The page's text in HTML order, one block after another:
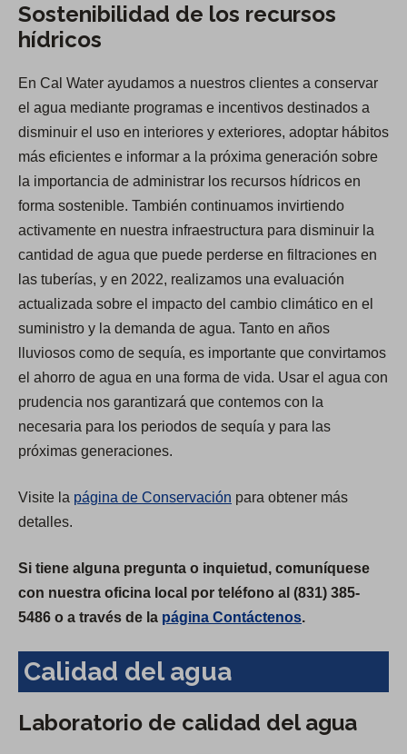
Sostenibilidad de los recursos
hídricos
En Cal Water ayudamos a nuestros clientes a conservar
el agua mediante programas e incentivos destinados a
disminuir el uso en interiores y exteriores, adoptar hábitos
más eficientes e informar a la próxima generación sobre
la importancia de administrar los recursos hídricos en
forma sostenible. También continuamos invirtiendo
activamente en nuestra infraestructura para disminuir la
cantidad de agua que puede perderse en filtraciones en
las tuberías, y en 2022, realizamos una evaluación
actualizada sobre el impacto del cambio climático en el
suministro y la demanda de agua. Tanto en años
lluviosos como de sequía, es importante que convirtamos
el ahorro de agua en una forma de vida. Usar el agua con
prudencia nos garantizará que contemos con la
necesaria para los periodos de sequía y para las
próximas generaciones.
Visite la página de Conservación para obtener más
detalles.
Si tiene alguna pregunta o inquietud, comuníquese
con nuestra oficina local por teléfono al (831) 385-
5486 o a través de la página Contáctenos.
Calidad del agua
Laboratorio de calidad del agua